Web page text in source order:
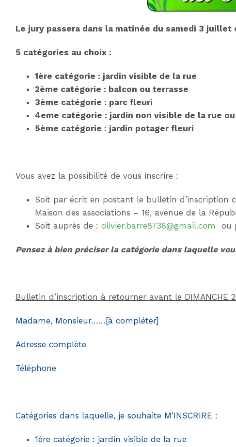
Le jury passera dans la matinée du samedi 3
5 catégories au choix :
1ère catégorie : jardin visible de la rue
2ème catégorie : balcon ou terrasse
3ème catégorie : parc fleuri
4eme catégorie : jardin non visible de la rue
5ème catégorie : jardin potager fleuri
Vous avez la possibilité de vous inscrire :
Soit par écrit en postant le bulletin d’inscription
Maison des associations – 16, avenue de la
Soit auprès de : olivier.barre8736@gmail.com ou
Pensez à bien préciser la catégorie dans laquelle
Bulletin d’inscription à retourner avant le DIMANCHE
Madame, Monsieur……[à compléter]
Adresse complète
Téléphone
Catégories dans laquelle, je souhaite M’INSCRIRE :
1ère catégorie : jardin visible de la rue